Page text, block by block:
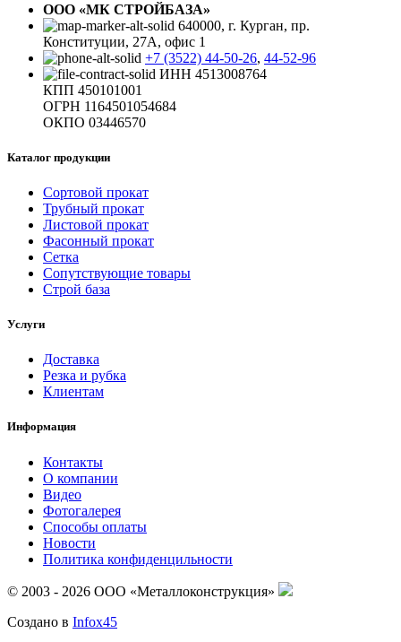
ООО «МК СТРОЙБАЗА»
640000, г. Курган, пр.
Конституции, 27А, офис 1
+7 (3522) 44-50-26, 44-52-96
ИНН 4513008764
КПП 450101001
ОГРН 1164501054684
ОКПО 03446570
Каталог продукции
Сортовой прокат
Трубный прокат
Листовой прокат
Фасонный прокат
Сетка
Сопутствующие товары
Строй база
Услуги
Доставка
Резка и рубка
Клиентам
Информация
Контакты
О компании
Видео
Фотогалерея
Способы оплаты
Новости
Политика конфиденцильности
© 2003 - 2026 ООО «Металлоконструкция»
Создано в Infox45